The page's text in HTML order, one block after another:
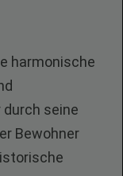
harmonische
durch seine
Bewohner